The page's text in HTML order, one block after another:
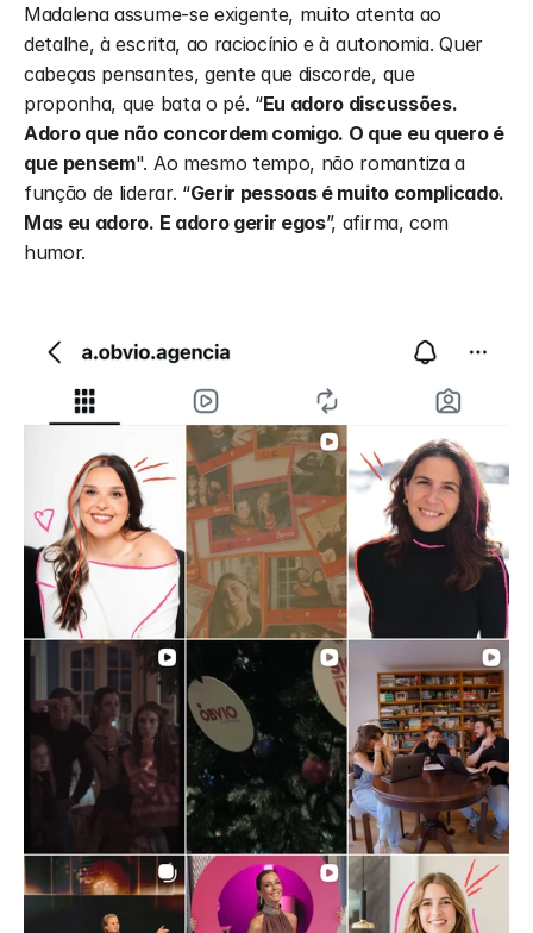
Madalena assume-se exigente, muito atenta ao
detalhe, à escrita, ao raciocínio e à autonomia. Quer
cabeças pensantes, gente que discorde, que
proponha, que bata o pé. “Eu adoro discussões.
Adoro que não concordem comigo. O que eu quero é
que pensem". Ao mesmo tempo, não romantiza a
função de liderar. “Gerir pessoas é muito complicado.
Mas eu adoro. E adoro gerir egos”, afirma, com
humor.